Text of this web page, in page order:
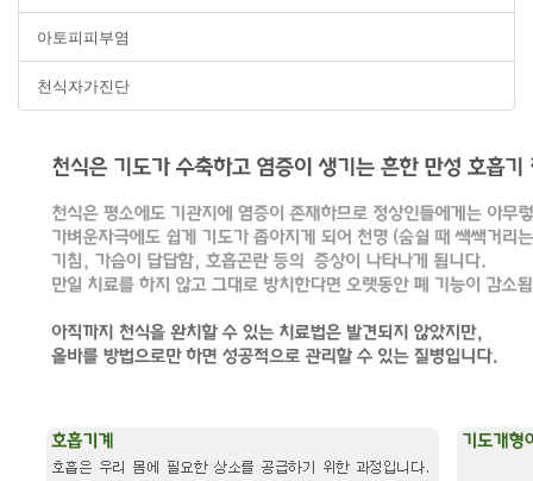
아토피피부염
천식자가진단